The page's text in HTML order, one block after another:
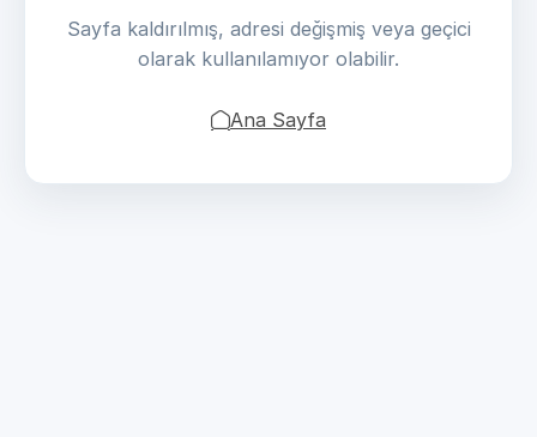
Sayfa kaldırılmış, adresi değişmiş veya geçici
olarak kullanılamıyor olabilir.
Ana Sayfa